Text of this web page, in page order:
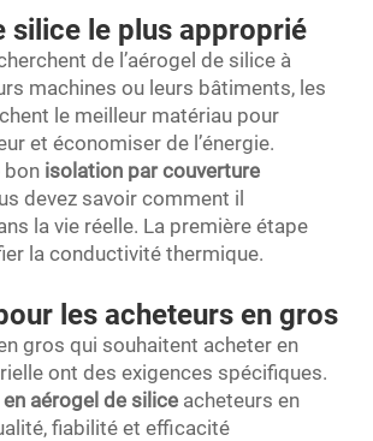
silice le plus approprié
de l’aérogel de silice à
machines ou leurs bâtiments, les
le meilleur matériau pour
et économiser de l’énergie.
bon isolation par couverture
devez savoir comment il
la vie réelle. La première étape
la conductivité thermique.
les acheteurs en gros
gros qui souhaitent acheter en
ont des exigences spécifiques.
aérogel de silice acheteurs en
fiabilité et efficacité